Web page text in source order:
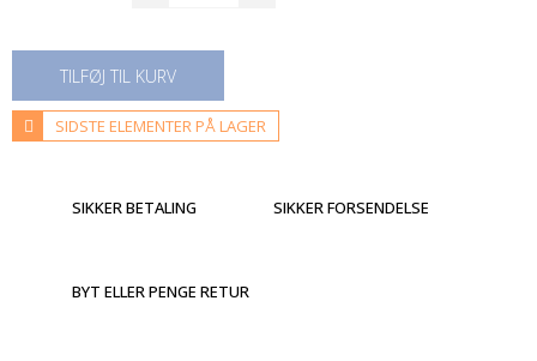
TILFØJ TIL KURV
SIDSTE ELEMENTER PÅ LAGER
SIKKER BETALING SIKKER FORSENDELSE
BYT ELLER PENGE RETUR